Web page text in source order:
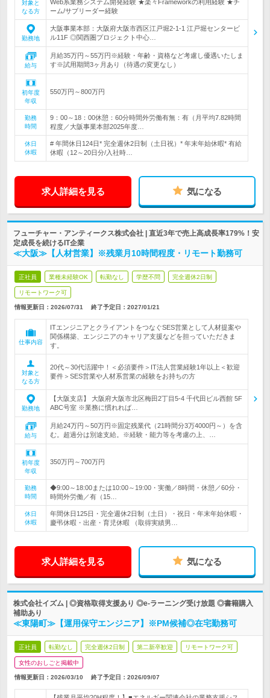
対象と
なる方
Web系業務システム開発経験 ★楽々Frameworkの利用経験 ★チ
ーム/サブリーダー経験
勤務地
大阪事業本部：大阪府大阪市西区江戸堀2-1-1 江戸堀センタービ
ル11F ◎関西圏プロジェクト中心…
給与
月給35万円～55万円※経験・年齢・資格など考慮し優遇いたしま
す※試用期間3ヶ月あり（待遇の変更なし）
初年度
年収
550万円～800万円
勤務
時間
9：00～18：00休憩：60分時間外労働有無：有（月平均7.82時間
程度／大阪事業本部2025年度…
休日
休暇
# 年間休日124日* 完全週休2日制（土日祝）* 年末年始休暇* 有給
休暇（12～20日分/入社時…
求人詳細を見る 気になる
フューチャー・アンティークス株式会社 | 直近3年で売上高成長率179%！安
定成長を続けるIT企業
≪大阪≫【人材営業】※残業月10時間程度・リモート勤務可
正社員 業種未経験OK 転勤なし 学歴不問 完全週休2日制
リモートワーク可
情報更新日：2026/07/31 終了予定日： 2027/01/21
仕事内容
ITエンジニアとクライアントをつなぐSES営業として人材提案や
関係構築、エンジニアのキャリア支援などを担っていただきま
す。
対象と
なる方
20代～30代活躍中！＜必須要件＞IT法人営業経験1年以上＜歓迎
要件＞SES営業や人材系営業の経験をお持ちの方
勤務地
【大阪支店】 大阪府大阪市北区梅田2丁目5-4 千代田ビル西館 5F
ABC号室 ※業務に慣れれば…
給与
月給24万円～50万円※固定残業代（21時間分3万4000円～）を含
む。超過分は別途支給。※経験・能力等を考慮の上、…
初年度
年収
350万円～700万円
勤務
時間
◆9:00～18:00または10:00～19:00・実働／8時間・休憩／60分・
時間外労働／有（15…
休日
休暇
年間休日125日・完全週休2日制（土日）・祝日・年末年始休暇・
慶弔休暇・出産・育児休暇 （取得実績男…
求人詳細を見る 気になる
株式会社イズム | ◎資格取得支援あり ◎e-ラーニング受け放題 ◎書籍購入
補助あり
≪東陽町≫【運用保守エンジニア】※PM候補◎在宅勤務可
正社員 転勤なし 完全週休2日制 第二新卒歓迎 リモートワーク可
女性のおしごと掲載中
情報更新日：2026/03/10 終了予定日： 2026/09/07